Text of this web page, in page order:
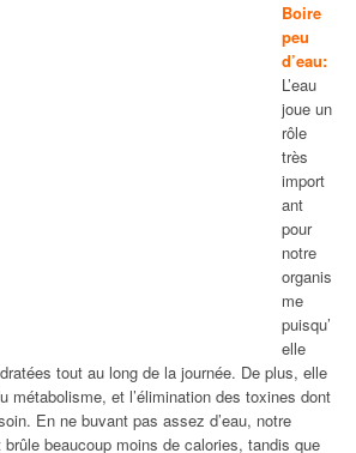
Boire
peu
d’eau:
L’eau
joue un
rôle
très
import
ant
pour
notre
organis
me
puisqu’
elle
tout au long de la journée. De plus, elle
métabolisme, et l’élimination des toxines dont
En ne buvant pas assez d’eau, notre
beaucoup moins de calories, tandis que